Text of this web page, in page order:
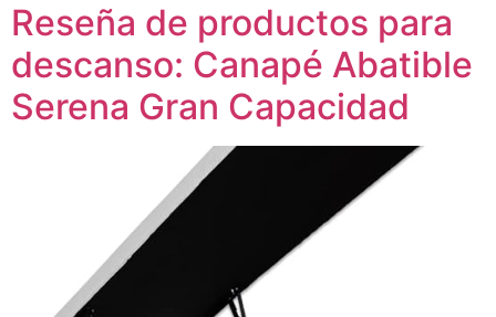
Reseña de productos para
descanso: Canapé Abatible
Serena Gran Capacidad